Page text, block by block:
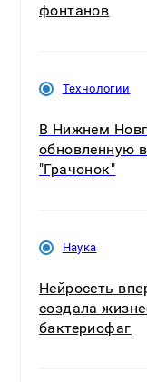
фонтанов
Технологии
В Нижнем
обновленную
"Грачонок"
Наука
Нейросеть
создала
бактериофаг